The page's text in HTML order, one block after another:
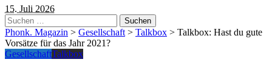
15. Juli 2026
Suchen
nach:
Phonk. Magazin > Gesellschaft > Talkbox > Talkbox: Hast du gute
Vorsätze für das Jahr 2021?
GesellschaftTalkbox